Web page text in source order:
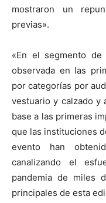
mostraron un
previas».
«En el segmento
observada en las
por categorías por
vestuario y calzado y
base a las primeras
que las instituciones
evento han
canalizando el
pandemia de miles
principales de esta